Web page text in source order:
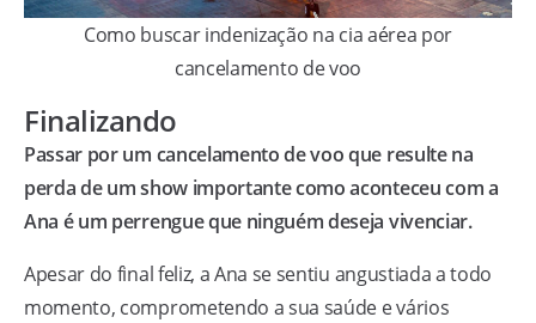
Como buscar indenização na cia aérea por
cancelamento de voo
Finalizando
Passar por um cancelamento de voo que resulte na
perda de um show importante como aconteceu com a
Ana é um perrengue que ninguém deseja vivenciar.
Apesar do final feliz, a Ana se sentiu angustiada a todo
momento, comprometendo a sua saúde e vários